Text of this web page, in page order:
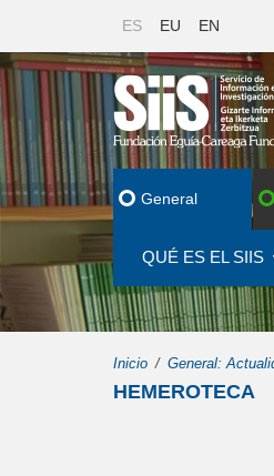
ES EU EN
General
QUÉ ES EL SIIS
Inicio General:
HEMEROTECA